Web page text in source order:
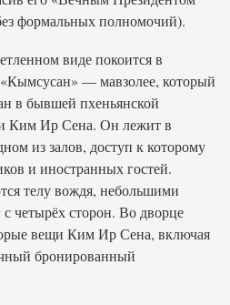
формальных полномочий).
виде покоится в
— мавзолее, который
в бывшей пхеньянской
Ким Ир Сена. Он лежит в
из залов, доступ к которому
и иностранных гостей.
телу вождя, небольшими
четырёх сторон. Во дворце
вещи Ким Ир Сена, включая
бронированный